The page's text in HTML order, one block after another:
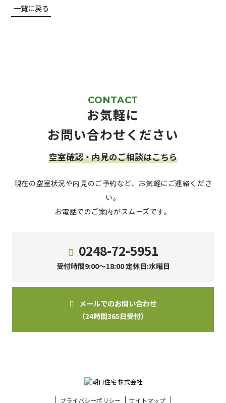
一覧に戻る
CONTACT
お気軽に
お問い合わせください
空室確認・内見のご相談はこちら
現在の空室状況や内見のご予約など、お気軽にご連絡くださ
い。
お電話でのご案内がスムーズです。
0248-72-5951
受付時間9:00～18:00 定休日:水曜日
メールでのお問い合わせ
（24時間365日受付）
プライバシーポリシー サイトマップ